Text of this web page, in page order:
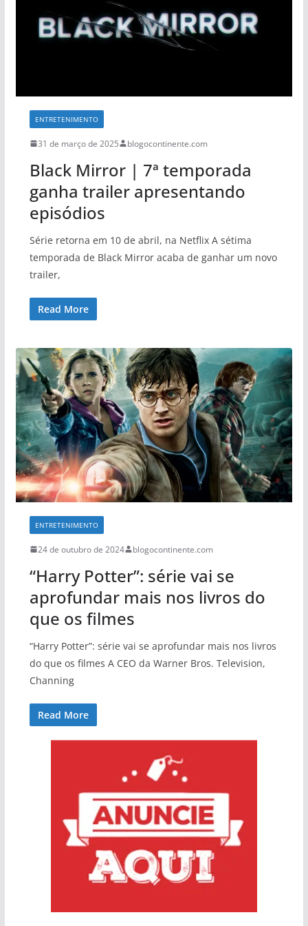
ENTRETENIMENTO
31 de março de 2025 blogocontinente.com
Black Mirror | 7ª temporada
ganha trailer apresentando
episódios
Série retorna em 10 de abril, na Netflix A sétima
temporada de Black Mirror acaba de ganhar um novo
trailer,
Read More
ENTRETENIMENTO
24 de outubro de 2024 blogocontinente.com
“Harry Potter”: série vai se
aprofundar mais nos livros do
que os filmes
“Harry Potter”: série vai se aprofundar mais nos livros
do que os filmes A CEO da Warner Bros. Television,
Channing
Read More